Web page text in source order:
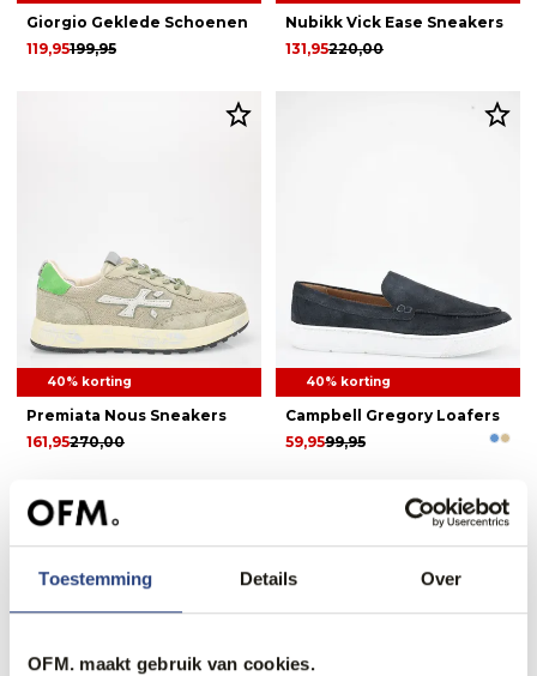
Toestemming Details Over
OFM. maakt gebruik van cookies.
Giorgio Geklede Schoenen
199,95
119,95
Nubikk Vick Ease Sneakers
220,00
131,95
40% korting
Premiata Nous Sneakers
270,00
161,95
40% korting
Campbell Gregory Loafers
99,95
59,95